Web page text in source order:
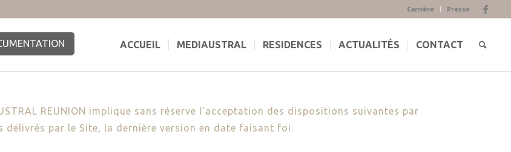
Carrière Presse
ACCUEIL MEDIAUSTRAL RESIDENCES ACTUALITÉS CONTACT
REUNION implique sans réserve l’acceptation des dispositions suivantes par
par le Site, la dernière version en date faisant foi.